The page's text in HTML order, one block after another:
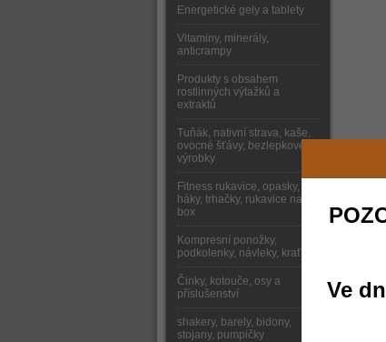
Energetické gely a tablety
Vitaminy, minerály,
anticrampy
Produkty s obsahem
rostlinných výtažků a
extraktů
Tuňák, nativní strava, kaše,
ovocné šťávy, bezlepkové
výrobky
Fitness rukavice, opasky,
háky, trhačky, rukavice na
box
Kompresní ponožky,
podkolenky, návleky, kraťasy
Činky, kotouče, osy a
příslušenství
shakery, barely, bidony,
stojany, pumpičky
Ve